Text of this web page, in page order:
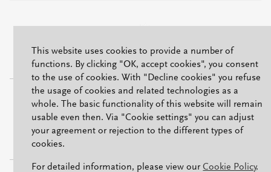
ISO/IEC 27001
This website uses cookies to provide a number of
functions. By clicking "OK, accept cookies", you consent
to the use of cookies. With "Decline cookies" you refuse
the usage of cookies and related technologies as a
whole. The basic functionality of this website will remain
usable even then. Via "Cookie settings" you can adjust
your agreement or rejection to the different types of
cookies.
For detailed information, please view ourCookie Policy.